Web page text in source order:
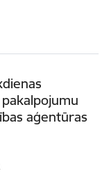
aģentūras